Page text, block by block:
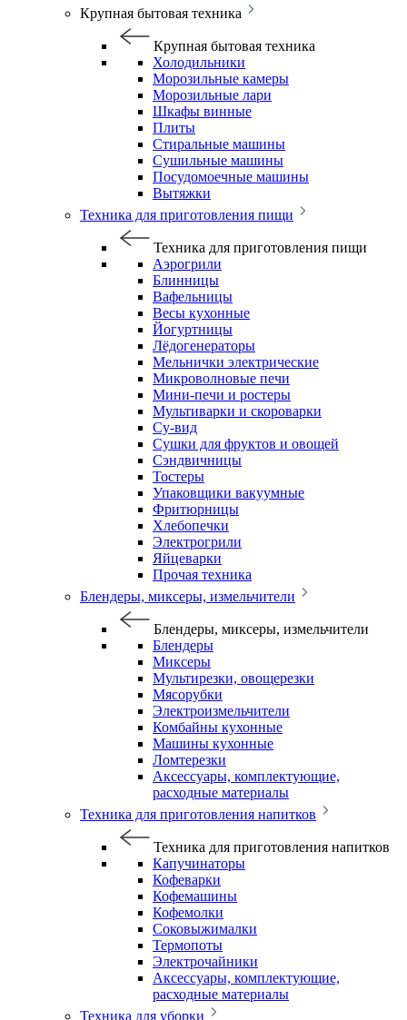
Крупная бытовая техника
Крупная бытовая техника
Холодильники
Морозильные камеры
Морозильные лари
Шкафы винные
Плиты
Стиральные машины
Сушильные машины
Посудомоечные машины
Вытяжки
Техника для приготовления пищи
Техника для приготовления пищи
Аэрогрили
Блинницы
Вафельницы
Весы кухонные
Йогуртницы
Лёдогенераторы
Мельнички электрические
Микроволновые печи
Мини-печи и ростеры
Мультиварки и скороварки
Су-вид
Сушки для фруктов и овощей
Сэндвичницы
Тостеры
Упаковщики вакуумные
Фритюрницы
Хлебопечки
Электрогрили
Яйцеварки
Прочая техника
Блендеры, миксеры, измельчители
Блендеры, миксеры, измельчители
Блендеры
Миксеры
Мультирезки, овощерезки
Мясорубки
Электроизмельчители
Комбайны кухонные
Машины кухонные
Ломтерезки
Аксессуары, комплектующие,
расходные материалы
Техника для приготовления напитков
Техника для приготовления напитков
Капучинаторы
Кофеварки
Кофемашины
Кофемолки
Соковыжималки
Термопоты
Электрочайники
Аксессуары, комплектующие,
расходные материалы
Техника для уборки